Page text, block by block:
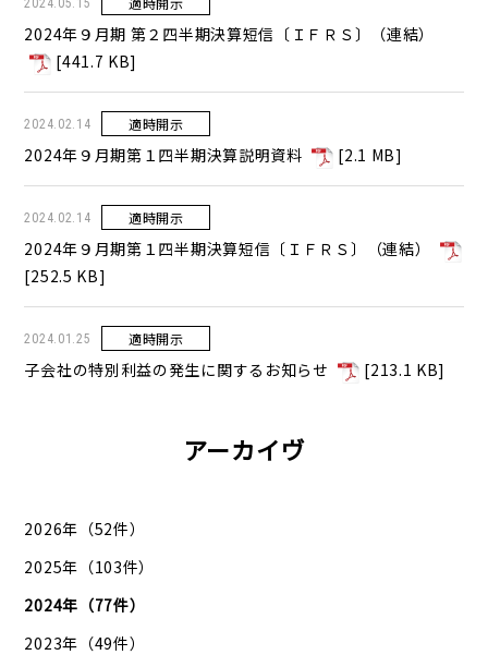
2024.05.15
2024年９月期 第２四半期決算短信〔ＩＦＲＳ〕（連結）
[441.7 KB]
2024.02.14 適時開示
2024年９月期第１四半期決算説明資料 [2.1 MB]
2024.02.14 適時開示
2024年９月期第１四半期決算短信〔ＩＦＲＳ〕（連結）
[252.5 KB]
2024.01.25 適時開示
子会社の特別利益の発生に関するお知らせ [213.1 KB]
アーカイヴ
2026年（52件）
2025年（103件）
2024年（77件）
2023年（49件）